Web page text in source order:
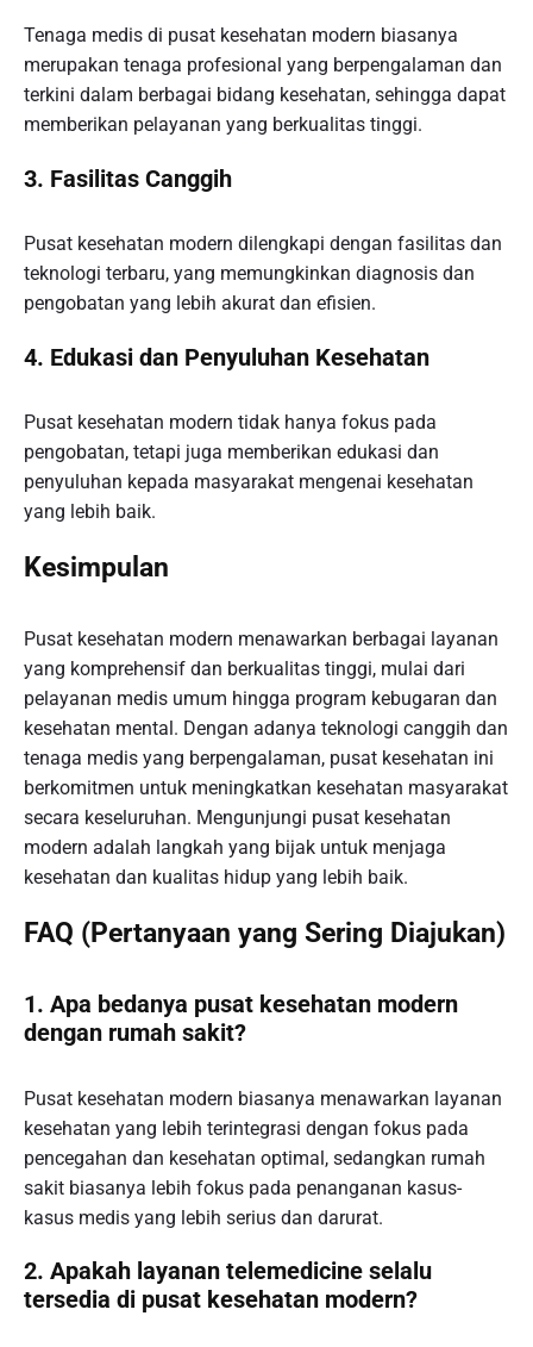
Tenaga medis di pusat kesehatan modern biasanya
merupakan tenaga profesional yang berpengalaman dan
terkini dalam berbagai bidang kesehatan, sehingga dapat
memberikan pelayanan yang berkualitas tinggi.
3. Fasilitas Canggih
Pusat kesehatan modern dilengkapi dengan fasilitas dan
teknologi terbaru, yang memungkinkan diagnosis dan
pengobatan yang lebih akurat dan efisien.
4. Edukasi dan Penyuluhan Kesehatan
Pusat kesehatan modern tidak hanya fokus pada
pengobatan, tetapi juga memberikan edukasi dan
penyuluhan kepada masyarakat mengenai kesehatan
yang lebih baik.
Kesimpulan
Pusat kesehatan modern menawarkan berbagai layanan
yang komprehensif dan berkualitas tinggi, mulai dari
pelayanan medis umum hingga program kebugaran dan
kesehatan mental. Dengan adanya teknologi canggih dan
tenaga medis yang berpengalaman, pusat kesehatan ini
berkomitmen untuk meningkatkan kesehatan masyarakat
secara keseluruhan. Mengunjungi pusat kesehatan
modern adalah langkah yang bijak untuk menjaga
kesehatan dan kualitas hidup yang lebih baik.
FAQ (Pertanyaan yang Sering Diajukan)
1. Apa bedanya pusat kesehatan modern
dengan rumah sakit?
Pusat kesehatan modern biasanya menawarkan layanan
kesehatan yang lebih terintegrasi dengan fokus pada
pencegahan dan kesehatan optimal, sedangkan rumah
sakit biasanya lebih fokus pada penanganan kasus-
kasus medis yang lebih serius dan darurat.
2. Apakah layanan telemedicine selalu
tersedia di pusat kesehatan modern?